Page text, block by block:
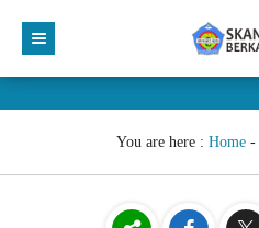
You are here : Home-